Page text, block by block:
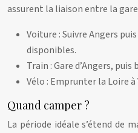
assurent la liaison entre la
Voiture : Suivre Angers
disponibles.
Train : Gare d’Angers, puis
Vélo : Emprunter la Loire à
Quand camper ?
La période idéale s’étend de